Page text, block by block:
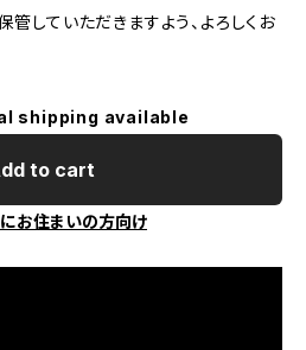
していただきますよう、よろしくお
shipping available
to cart
お住まいの方向け